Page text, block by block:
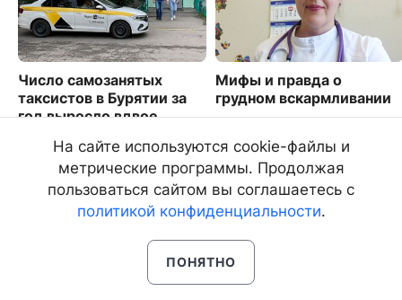
Число самозанятых
таксистов в Бурятии за
год выросло вдвое
1418
Мифы и правда о
грудном вскармливании
На сайте используются cookie-файлы и
метрические программы. Продолжая
пользоваться сайтом вы соглашаетесь с
политикой конфиденциальности.
ПОНЯТНО